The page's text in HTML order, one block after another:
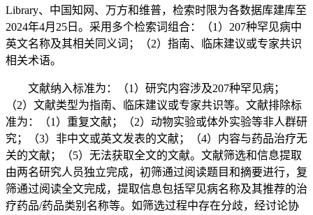
Library、中国知网、万方和维普，检索时限为各数据库建库至
2024年4月25日。采用多个检索词组合：（1）207种罕见病中
英文名称及其相关同义词；（2）指南、临床建议或专家共识
相关术语。
文献纳入标准为：（1）研究内容涉及207种罕见病；
（2）文献类型为指南、临床建议或专家共识等。文献排除标
准为：（1）重复文献；（2）动物实验或体外实验等非人群研
究；（3）非中文或英文发表的文献；（4）内容与药品治疗无
关的文献；（5）无法获取全文的文献。文献筛选和信息提取
由两名研究人员独立完成，初筛通过阅读题目和摘要进行，复
筛通过阅读全文完成，提取信息包括罕见病名称及其推荐的治
疗药品/药品类别名称等。如筛选过程中存在分歧，经讨论协